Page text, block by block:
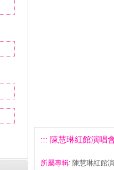
::: 陳慧琳紅館演唱
所屬專輯: 陳慧琳紅館